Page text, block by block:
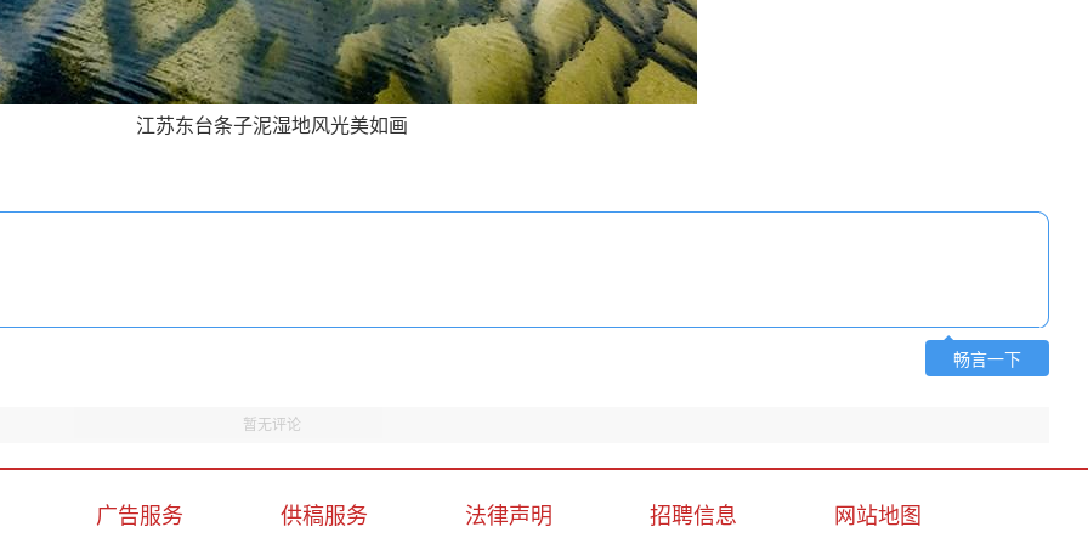
江苏东台条子泥湿地风光美如画
畅言一下
暂无评论
广告服务 供稿服务 法律声明 招聘信息 网站地图